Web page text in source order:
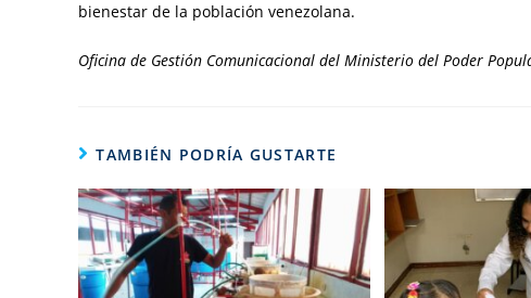
bienestar de la población venezolana.
Oficina de Gestión Comunicacional del Ministerio del Poder
TAMBIÉN PODRÍA GUSTARTE